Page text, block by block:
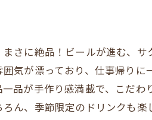
まさに絶品！ビールが進む、
気が漂っており、仕事帰り
品が手作り感満載で、こだ
ん、季節限定のドリンクも